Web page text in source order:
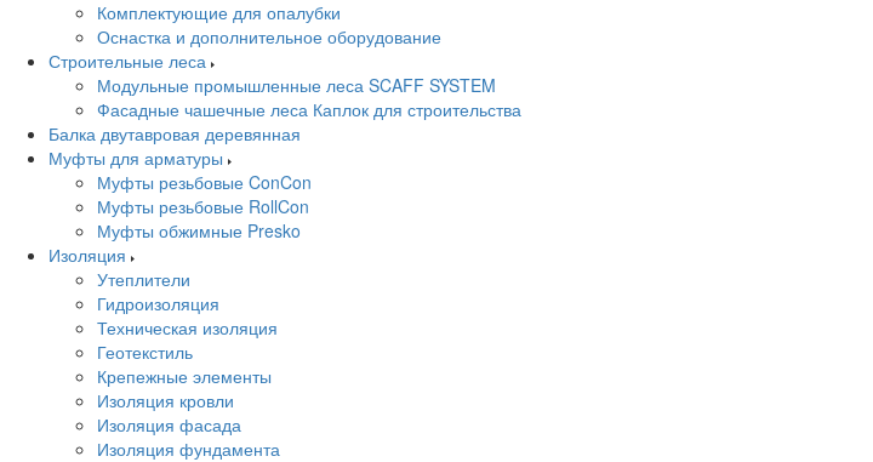
Комплектующие для опалубки
Оснастка и дополнительное оборудование
Строительные леса
Модульные промышленные леса SCAFF SYSTEM
Фасадные чашечные леса Каплок для строительства
Балка двутавровая деревянная
Муфты для арматуры
Муфты резьбовые ConCon
Муфты резьбовые RollCon
Муфты обжимные Presko
Изоляция
Утеплители
Гидроизоляция
Техническая изоляция
Геотекстиль
Крепежные элементы
Изоляция кровли
Изоляция фасада
Изоляция фундамента